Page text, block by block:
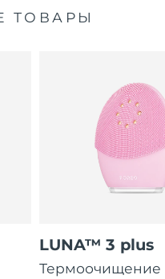
ТОВАРЫ
LUNA™ 3 plus
Термоочищение